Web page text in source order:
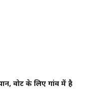
वोट के लिए गांव में है